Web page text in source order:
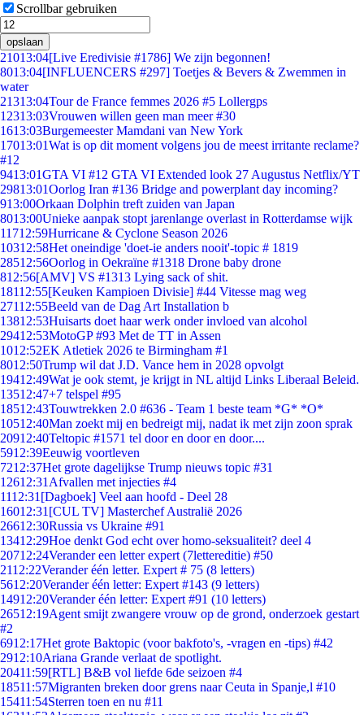
Scrollbar gebruiken
opslaan
21013:04[Live Eredivisie #1786] We zijn begonnen!
8013:04[INFLUENCERS #297] Toetjes & Bevers & Zwemmen in
water
21313:04Tour de France femmes 2026 #5 Lollergps
12313:03Vrouwen willen geen man meer #30
1613:03Burgemeester Mamdani van New York
17013:01Wat is op dit moment volgens jou de meest irritante reclame?
#12
9413:01GTA VI #12 GTA VI Extended look 27 Augustus Netflix/YT
29813:01Oorlog Iran #136 Bridge and powerplant day incoming?
913:00Orkaan Dolphin treft zuiden van Japan
8013:00Unieke aanpak stopt jarenlange overlast in Rotterdamse wijk
11712:59Hurricane & Cyclone Season 2026
10312:58Het oneindige 'doet-ie anders nooit'-topic # 1819
28512:56Oorlog in Oekraïne #1318 Drone baby drone
812:56[AMV] VS #1313 Lying sack of shit.
18112:55[Keuken Kampioen Divisie] #44 Vitesse mag weg
27112:55Beeld van de Dag Art Installation b
13812:53Huisarts doet haar werk onder invloed van alcohol
29412:53MotoGP #93 Met de TT in Assen
1012:52EK Atletiek 2026 te Birmingham #1
8012:50Trump wil dat J.D. Vance hem in 2028 opvolgt
19412:49Wat je ook stemt, je krijgt in NL altijd Links Liberaal Beleid.
13512:47+7 telspel #95
18512:43Touwtrekken 2.0 #636 - Team 1 beste team *G* *O*
10512:40Man zoekt mij en bedreigt mij, nadat ik met zijn zoon sprak
20912:40Teltopic #1571 tel door en door en door....
5912:39Eeuwig voortleven
7212:37Het grote dagelijkse Trump nieuws topic #31
12612:31 Afvallen met injecties #4
1112:31 [Dagboek] Veel aan hoofd - Deel 28
16012:31 [CUL TV] Masterchef Australië 2026
26612:30Russia vs Ukraine #91
13412:29Hoe denkt God echt over homo-seksualiteit? deel 4
20712:24Verander een letter expert (7lettereditie) #50
2112:22Verander één letter. Expert # 75 (8 letters)
5612:20Verander één letter: Expert #143 (9 letters)
14912:20Verander één letter: Expert #91 (10 letters)
26512:19Agent smijt zwangere vrouw op de grond, onderzoek gestart
#2
6912:17Het grote Baktopic (voor bakfoto's, -vragen en -tips) #42
2912:10Ariana Grande verlaat de spotlight.
20411:59[RTL] B&B vol liefde 6de seizoen #4
18511:57Migranten breken door grens naar Ceuta in Spanje,l #10
15411:54Sterren toen en nu #11